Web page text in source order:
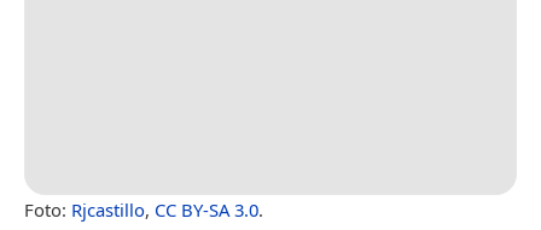
Foto: Rjcastillo, CC BY-SA 3.0.